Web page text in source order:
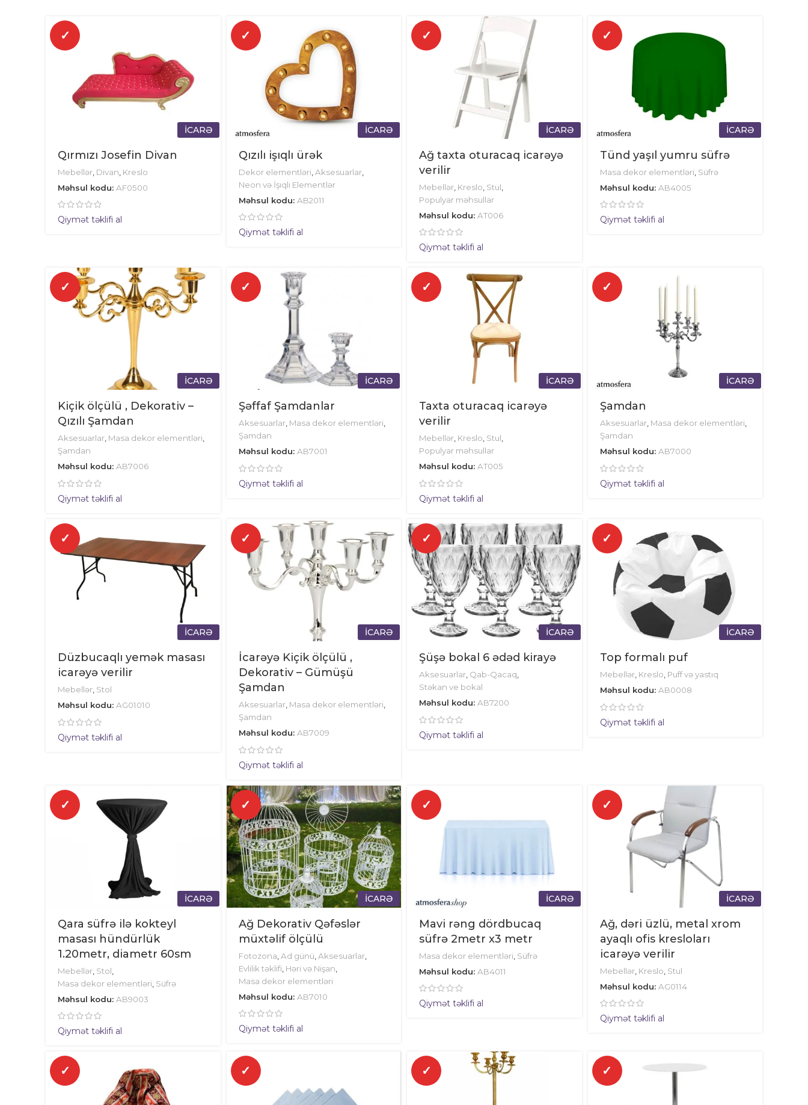
İCARƏ
✓
Qırmızı Josefin Divan
Mebellər Divan Kreslo
Məhsul kodu: AF0500
Qiymət təklifi al
İCARƏ
✓
Qızılı işıqlı ürək
Dekor elementləri Aksesuarlar,
Neon və İşıqlı Elementlər
Məhsul kodu: AB2011
Qiymət təklifi al
İCARƏ
✓
Ağ taxta oturacaq icarəyə
verilir
Mebellər Kreslo Stul
Populyar məhsullar
Məhsul kodu: AT006
Qiymət təklifi al
İCARƏ
✓
Tünd yaşıl yumru süfrə
Masa dekor elementləri Süfrə
Məhsul kodu: AB4005
Qiymət təklifi al
İCARƏ
✓
Kiçik ölçülü , Dekorativ –
Qızılı Şamdan
Aksesuarlar, Masa dekor elementləri,
Şamdan
Məhsul kodu: AB7006
Qiymət təklifi al
İCARƏ
✓
Şəffaf Şamdanlar
Aksesuarlar, Masa dekor elementləri,
Şamdan
Məhsul kodu: AB7001
Qiymət təklifi al
İCARƏ
✓
Taxta oturacaq icarəyə
verilir
Mebellər, Kreslo, Stul,
Populyar məhsullar
Məhsul kodu: AT005
Qiymət təklifi al
İCARƏ
✓
Şamdan
Aksesuarlar, Masa dekor elementləri,
Şamdan
Məhsul kodu: AB7000
Qiymət təklifi al
İCARƏ
✓
Düzbucaqlı yemək masası
icarəyə verilir
Mebellər Stol
Məhsul kodu: AG01010
Qiymət təklifi al
İCARƏ
✓
İcarəyə Kiçik ölçülü ,
Dekorativ – Gümüşü
Şamdan
Aksesuarlar, Masa dekor elementləri
Şamdan
Məhsul kodu: AB7009
Qiymət təklifi al
İCARƏ
✓
Şüşə bokal 6 ədəd kirayə
Aksesuarlar Qab-Qacaq
Stəkan ve bokal
Məhsul kodu: AB7200
Qiymət təklifi al
İCARƏ
✓
Top formalı puf
Mebellər, Kreslo Puff və yastıq
Məhsul kodu: AB0008
Qiymət təklifi al
İCARƏ
✓
Qara süfrə ilə kokteyl
masası hündürlük
1.20metr, diametr 60sm
Mebellər Stol
Masa dekor elementləri Süfrə
Məhsul kodu: AB9003
Qiymət təklifi al
İCARƏ
✓
Ağ Dekorativ Qəfəslər
müxtəlif ölçülü
Fotozona Ad günü Aksesuarlar,
Evlilik təklifi Həri və Nişan
Masa dekor elementləri
Məhsul kodu: AB7010
Qiymət təklifi al
İCARƏ
✓
Mavi rəng dördbucaq
süfrə 2metr x3 metr
Masa dekor elementləri Süfrə
Məhsul kodu: AB4011
Qiymət təklifi al
İCARƏ
✓
Ağ, dəri üzlü, metal xrom
ayaqlı ofis kresloları
icarəyə verilir
Mebellər, Kreslo Stul
Məhsul kodu: AG0114
Qiymət təklifi al
✓ ✓ ✓ ✓